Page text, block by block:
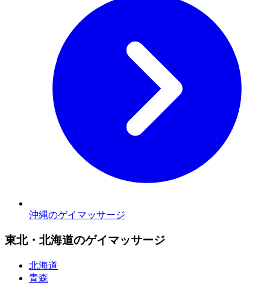
沖縄のゲイマッサージ
東北・北海道のゲイマッサージ
北海道
青森